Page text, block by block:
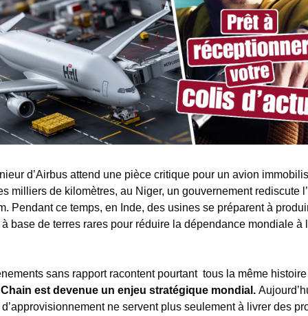
d’Airbus attend une pièce critique pour un avion
milliers de kilomètres, au Niger, un gouvernement rediscute
Pendant ce temps, en Inde, des usines se préparent à
base de terres rares pour réduire la dépendance mondiale à
sans rapport racontent pourtant  tous la même
est devenue un enjeu stratégique mondial.
ne servent plus seulement à livrer des